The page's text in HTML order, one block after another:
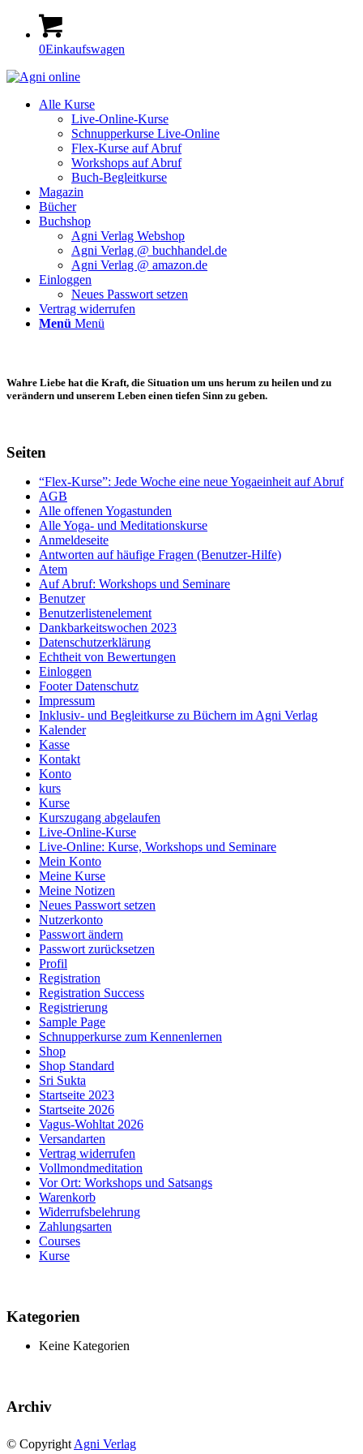
0Einkaufswagen
Alle Kurse
Live-Online-Kurse
Schnupperkurse Live-Online
Flex-Kurse auf Abruf
Workshops auf Abruf
Buch-Begleitkurse
Magazin
Bücher
Buchshop
Agni Verlag Webshop
Agni Verlag @ buchhandel.de
Agni Verlag @ amazon.de
Einloggen
Neues Passwort setzen
Vertrag widerrufen
Menü Menü
Wahre Liebe hat die Kraft, die Situation um uns herum zu heilen und zu
verändern und unserem Leben einen tiefen Sinn zu geben.
Seiten
“Flex-Kurse”: Jede Woche eine neue Yogaeinheit auf Abruf
AGB
Alle offenen Yogastunden
Alle Yoga- und Meditationskurse
Anmeldeseite
Antworten auf häufige Fragen (Benutzer-Hilfe)
Atem
Auf Abruf: Workshops und Seminare
Benutzer
Benutzerlistenelement
Dankbarkeitswochen 2023
Datenschutzerklärung
Echtheit von Bewertungen
Einloggen
Footer Datenschutz
Impressum
Inklusiv- und Begleitkurse zu Büchern im Agni Verlag
Kalender
Kasse
Kontakt
Konto
kurs
Kurse
Kurszugang abgelaufen
Live-Online-Kurse
Live-Online: Kurse, Workshops und Seminare
Mein Konto
Meine Kurse
Meine Notizen
Neues Passwort setzen
Nutzerkonto
Passwort ändern
Passwort zurücksetzen
Profil
Registration
Registration Success
Registrierung
Sample Page
Schnupperkurse zum Kennenlernen
Shop
Shop Standard
Sri Sukta
Startseite 2023
Startseite 2026
Vagus-Wohltat 2026
Versandarten
Vertrag widerrufen
Vollmondmeditation
Vor Ort: Workshops und Satsangs
Warenkorb
Widerrufsbelehrung
Zahlungsarten
Courses
Kurse
Kategorien
Keine Kategorien
Archiv
© Copyright Agni Verlag